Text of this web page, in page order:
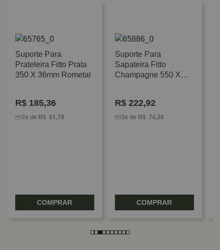
Suporte Para
Prateleira Fitto Prata
350 X 36mm Rometal
R$ 185,36
3x de R$ 61,78
COMPRAR
Suporte Para
Sapateira Fitto
Champagne 550 X
R$ 222,92
3x de R$ 74,30
COMPRAR